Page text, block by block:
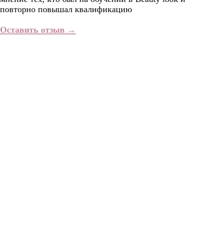
повторно повышал квалификацию
Оставить отзыв →